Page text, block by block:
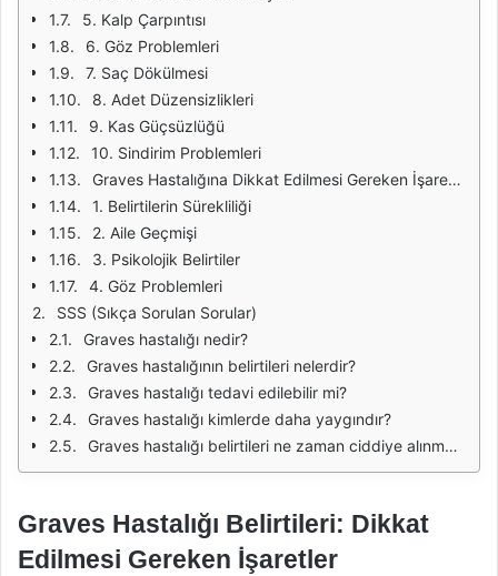
5. Kalp Çarpıntısı
6. Göz Problemleri
7. Saç Dökülmesi
8. Adet Düzensizlikleri
9. Kas Güçsüzlüğü
10. Sindirim Problemleri
Graves Hastalığına Dikkat Edilmesi Gereken İşaretler
1. Belirtilerin Sürekliliği
2. Aile Geçmişi
3. Psikolojik Belirtiler
4. Göz Problemleri
SSS (Sıkça Sorulan Sorular)
Graves hastalığı nedir?
Graves hastalığının belirtileri nelerdir?
Graves hastalığı tedavi edilebilir mi?
Graves hastalığı kimlerde daha yaygındır?
Graves hastalığı belirtileri ne zaman ciddiye alınmalıdır?
Graves Hastalığı Belirtileri: Dikkat
Edilmesi Gereken İşaretler